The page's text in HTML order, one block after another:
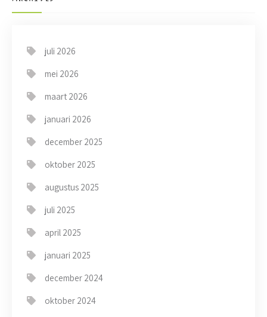
juli 2026
mei 2026
maart 2026
januari 2026
december 2025
oktober 2025
augustus 2025
juli 2025
april 2025
januari 2025
december 2024
oktober 2024